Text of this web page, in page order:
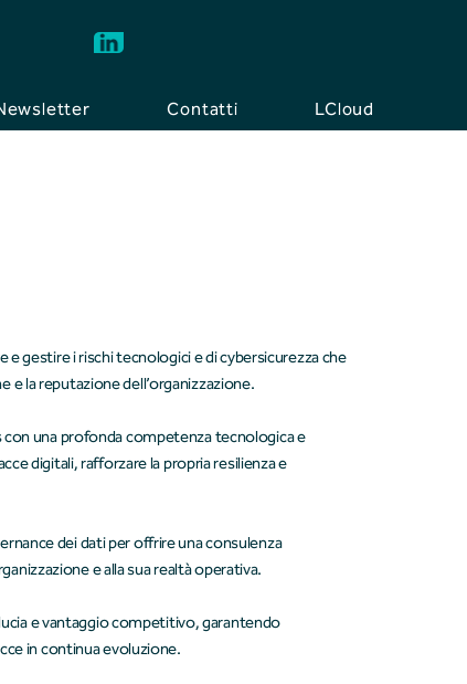
Contatti LCloud
gestire i rischi tecnologici e di cybersicurezza che
la reputazione dell’organizzazione.
con una profonda competenza tecnologica e
digitali, rafforzare la propria resilienza e
dei dati per offrire una consulenza
e alla sua realtà operativa.
e vantaggio competitivo, garantendo
in continua evoluzione.